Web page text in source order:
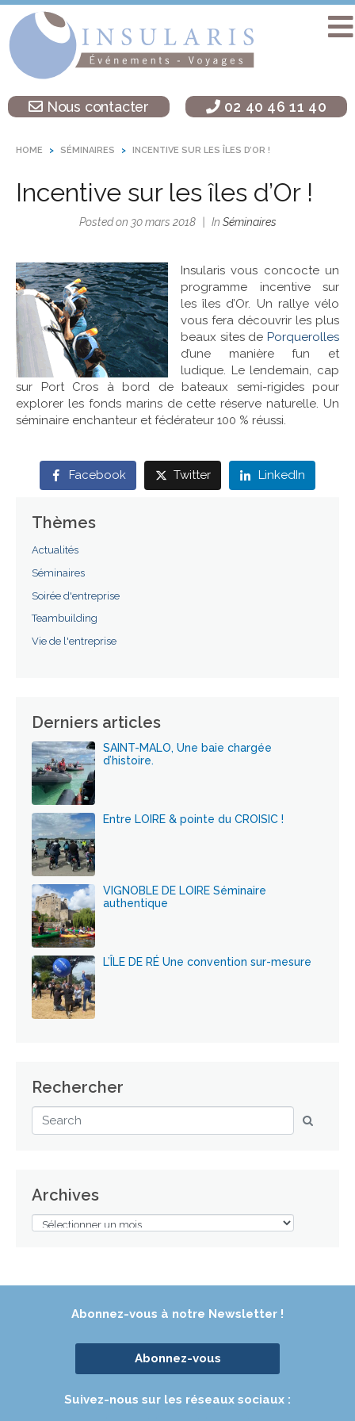
Accueil
Séminaire
sur une île
Activités
Soirées
d’entreprise
destinations
L’agence
Insularis
Actualités
Références
Contact
Nous contacter 02 40 46 11 40
HOME SÉMINAIRES INCENTIVE SUR LES ÎLES D’OR !
Incentive sur les îles d’Or !
Posted on 30 mars 2018 In Séminaires
Insularis vous concocte un
programme incentive sur
les îles d’Or. Un rallye vélo
vous fera découvrir les plus
beaux sites de Porquerolles
d’une manière fun et
ludique. Le lendemain, cap
sur Port Cros à bord de bateaux semi-rigides pour
explorer les fonds marins de cette réserve naturelle. Un
séminaire enchanteur et fédérateur 100 % réussi.
Facebook Twitter LinkedIn
Thèmes
Actualités
Séminaires
Soirée d'entreprise
Teambuilding
Vie de l'entreprise
Derniers articles
SAINT-MALO, Une baie chargée
d’histoire.
Entre LOIRE & pointe du CROISIC !
VIGNOBLE DE LOIRE Séminaire
authentique
L’ÎLE DE RÉ Une convention sur-mesure
Rechercher
Archives
Abonnez-vous à notre Newsletter !
Abonnez-vous
Suivez-nous sur les réseaux sociaux :